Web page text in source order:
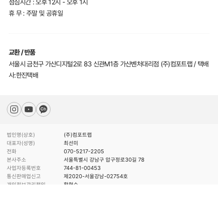
점심시간 : 오후 12시 - 오후 1시
휴 무 : 주말 및 공휴일
교환 / 반품
서울시 금천구 가산디지털2로 83 신관M1층 가산벤처대리점 (주)컴포트랩 / 택배
사:한진택배
법인명(상호)
(주)컴포트랩
대표자(성명)
최선미
전화
070-5217-2205
본사주소
서울특별시 강남구 압구정로30길 78
사업자등록번호
744-81-00453
통신판매업신고
제2020-서울강남-02754호
개인정보관리책임
황형수